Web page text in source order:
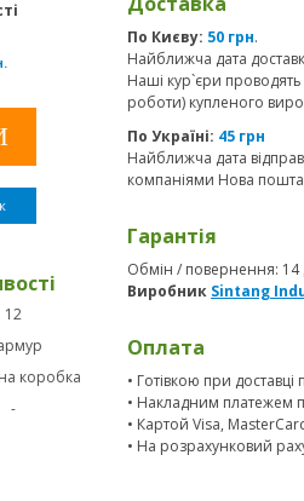
12
коробка
-
По Києву: 50 грн.
Найближча дата
Наші кур`єри
роботи) купленого
По Україні: 45 грн
Найближча дата
компаніями Нова
Гарантія
Обмін / повернення: 14
Виробник Sintang
Оплата
• Готівкою при доставці
• Накладним платежем
• Картой Visa,
• На розрахунковий